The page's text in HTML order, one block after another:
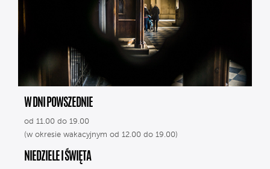
W DNI POWSZEDNIE
od 11.00 do 19.00
(w okresie wakacyjnym od 12.00 do 19.00)
NIEDZIELE I ŚWIĘTA